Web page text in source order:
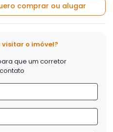
comprar ou alugar
o imóvel?
que um corretor